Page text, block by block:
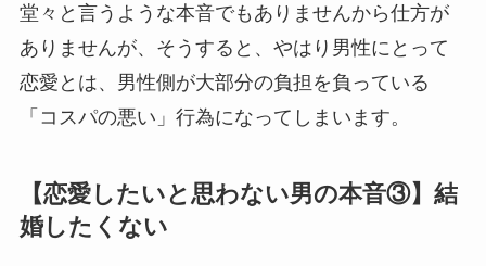
堂々と言うような本音でもありませんから仕方が
ありませんが、そうすると、やはり男性にとって
恋愛とは、男性側が大部分の負担を負っている
「コスパの悪い」行為になってしまいます。
【恋愛したいと思わない男の本音③】結
婚したくない